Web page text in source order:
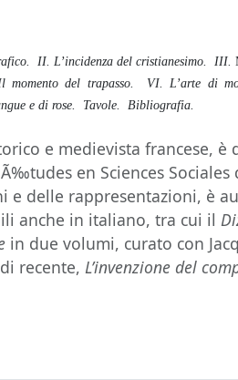
II. L’incidenza del cristianesimo. III.
del trapasso. VI. L’arte di
e di rose. Tavole. Bibliografia.
e medievista francese,
en Sciences
e delle rappresentazioni, è
anche in italiano, tra cui il
in due volumi, curato con
di recente,L’invenzione del